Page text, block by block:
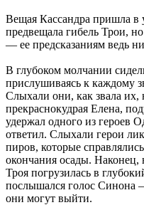
Вещая Кассандра пришла в
предвещала гибель Трои,
— ее предсказаниям ведь
В глубоком молчании
прислушиваясь к каждому
Слыхали они, как звала их,
прекраснокудрая Елена,
удержал одного из героев
ответил. Слыхали герои
пиров, которые
окончания осады. Наконец,
Троя погрузилась в
послышался голос Синона
они могут выйти.